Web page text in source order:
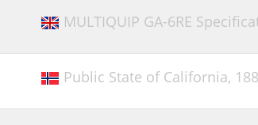
MULTIQUIP GA-6RE
Public State of California,